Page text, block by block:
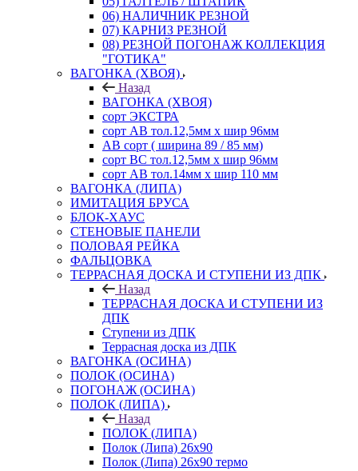
06) НАЛИЧНИК РЕЗНОЙ
07) КАРНИЗ РЕЗНОЙ
08) РЕЗНОЙ ПОГОНАЖ КОЛЛЕКЦИЯ
"ГОТИКА"
ВАГОНКА (ХВОЯ)
Назад
ВАГОНКА (ХВОЯ)
сорт ЭКСТРА
сорт АВ тол.12,5мм х шир 96мм
АВ сорт ( ширина 89 / 85 мм)
сорт ВС тол.12,5мм х шир 96мм
сорт АВ тол.14мм х шир 110 мм
ВАГОНКА (ЛИПА)
ИМИТАЦИЯ БРУСА
БЛОК-ХАУС
СТЕНОВЫЕ ПАНЕЛИ
ПОЛОВАЯ РЕЙКА
ФАЛЬЦОВКА
ТЕРРАСНАЯ ДОСКА И СТУПЕНИ ИЗ ДПК
Назад
ТЕРРАСНАЯ ДОСКА И СТУПЕНИ ИЗ
ДПК
Ступени из ДПК
Террасная доска из ДПК
ВАГОНКА (ОСИНА)
ПОЛОК (ОСИНА)
ПОГОНАЖ (ОСИНА)
ПОЛОК (ЛИПА)
Назад
ПОЛОК (ЛИПА)
Полок (Липа) 26х90
Полок (Липа) 26х90 термо